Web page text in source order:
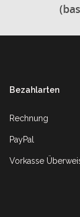
Bezahlarten
Rechnung
PayPal
Vorkasse